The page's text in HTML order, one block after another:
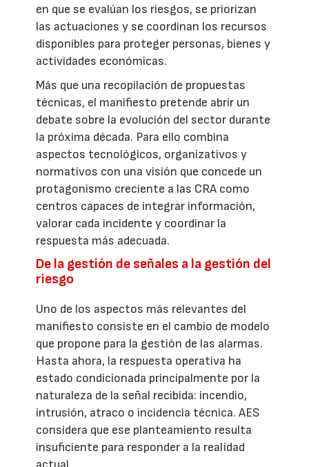
en que se evalúan los riesgos, se priorizan
las actuaciones y se coordinan los recursos
disponibles para proteger personas, bienes y
actividades económicas.
Más que una recopilación de propuestas
técnicas, el manifiesto pretende abrir un
debate sobre la evolución del sector durante
la próxima década. Para ello combina
aspectos tecnológicos, organizativos y
normativos con una visión que concede un
protagonismo creciente a las CRA como
centros capaces de integrar información,
valorar cada incidente y coordinar la
respuesta más adecuada.
De la gestión de señales a la gestión del
riesgo
Uno de los aspectos más relevantes del
manifiesto consiste en el cambio de modelo
que propone para la gestión de las alarmas.
Hasta ahora, la respuesta operativa ha
estado condicionada principalmente por la
naturaleza de la señal recibida: incendio,
intrusión, atraco o incidencia técnica. AES
considera que ese planteamiento resulta
insuficiente para responder a la realidad